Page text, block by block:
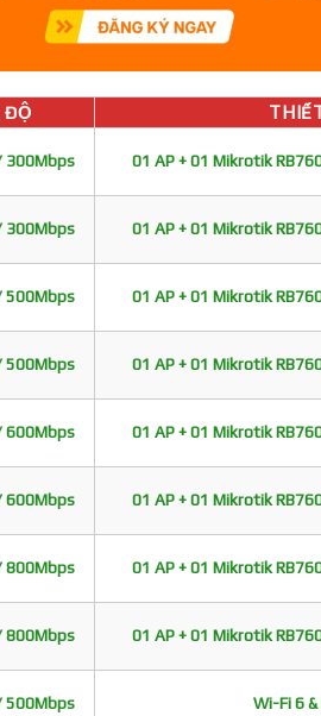
ĐỘ
300Mbps 01 AP + 01 Mikrotik
300Mbps 01 AP + 01 Mikrotik
500Mbps 01 AP + 01 Mikrotik
500Mbps 01 AP + 01 Mikrotik
600Mbps 01 AP + 01 Mikrotik
600Mbps 01 AP + 01 Mikrotik
800Mbps 01 AP + 01 Mikrotik
800Mbps 01 AP + 01 Mikrotik
500Mbps Wi-Fi 6 &